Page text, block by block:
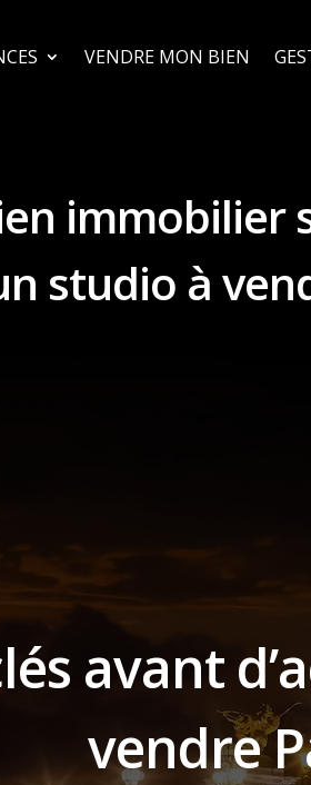
VENDRE MON BIEN
immobilier
studio à
avant
vendre